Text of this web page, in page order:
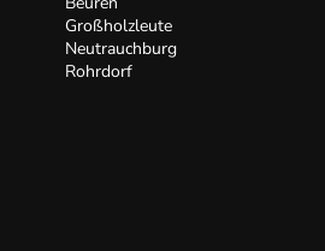
Großholzleute
Neutrauchburg
Rohrdorf